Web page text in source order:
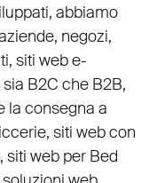
abbiamo
, negozi,
, siti web e-
B2C che B2B,
la consegna a
, siti web con
, siti web per Bed